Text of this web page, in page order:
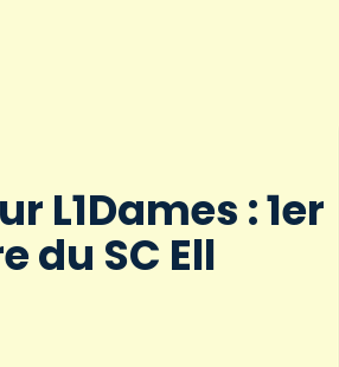
L1Dames : 1er
du SC Ell